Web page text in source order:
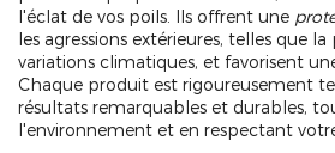
l'éclat de vos poils. Ils offrent une
les agressions extérieures, telles que
variations climatiques, et favorisent
Chaque produit est rigoureusement
résultats remarquables et durables,
l'environnement et en respectant